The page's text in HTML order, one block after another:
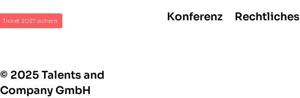
Ticket 2027 sichern Konferenz Rechtliches
© 2025 Talents and
Company GmbH